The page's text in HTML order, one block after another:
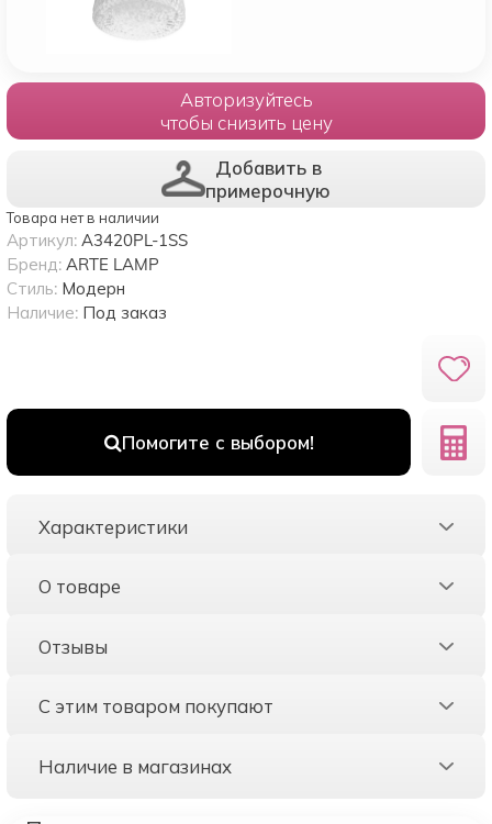
Авторизуйтесь
чтобы снизить цену
Добавить в
примерочную
Товара нет в наличии
Помогите с выбором!
Артикул: A3420PL-1SS
Бренд: ARTE LAMP
Стиль: Модерн
Наличие: Под заказ
Характеристики
О товаре
Отзывы
С этим товаром покупают
Наличие в магазинах